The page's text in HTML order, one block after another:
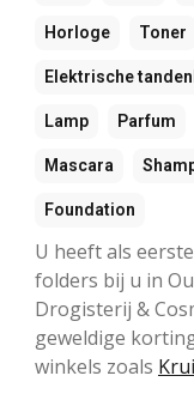
Horloge Toner
Elektrische
Lamp Parfum
Mascara
Foundation
U heeft als
folders bij u in
Drogisterij &
geweldige
winkels zoals